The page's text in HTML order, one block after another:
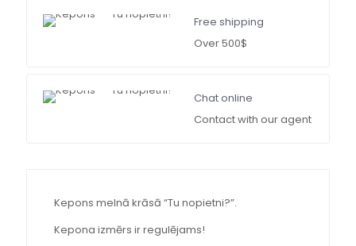
Free shipping
Over 500$
Chat online
Contact with our agent
Kepons melnā krāsā “Tu nopietni?”.
Kepona izmērs ir regulējams!